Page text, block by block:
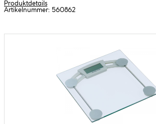
Produktdetails
Artikelnummer: 560862